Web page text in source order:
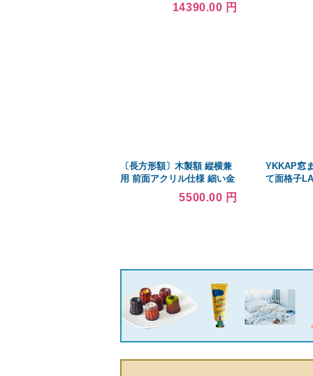
14390.00 円
〔長方形額〕木製額 縦横兼
用 前面アクリル仕様 細い金
（500×250mm）シルバー
5500.00 円
YKKAP窓
て面格子
格子ピッ
900mm×